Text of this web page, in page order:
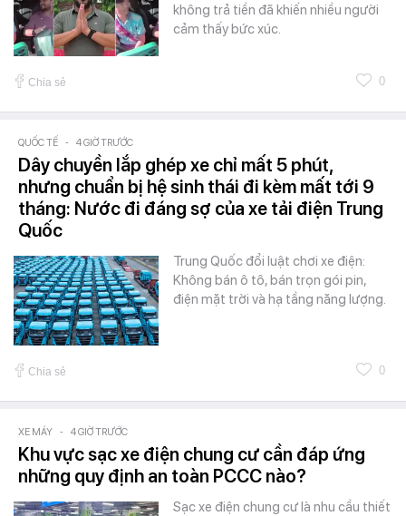
không trả tiền đã khiến nhiều người
cảm thấy bức xúc.
Chia sẻ 0
QUỐC TẾ - 4 GIỜ TRƯỚC
Dây chuyền lắp ghép xe chỉ mất 5 phút,
nhưng chuẩn bị hệ sinh thái đi kèm mất tới 9
tháng: Nước đi đáng sợ của xe tải điện Trung
Quốc
Trung Quốc đổi luật chơi xe điện:
Không bán ô tô, bán trọn gói pin,
điện mặt trời và hạ tầng năng lượng.
Chia sẻ 0
XE MÁY - 4 GIỜ TRƯỚC
Khu vực sạc xe điện chung cư cần đáp ứng
những quy định an toàn PCCC nào?
Sạc xe điện chung cư là nhu cầu thiết